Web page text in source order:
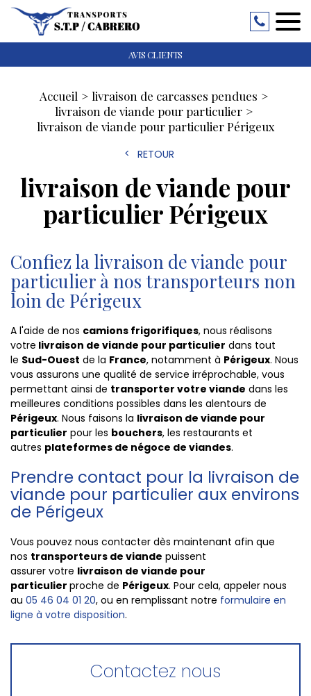
AVIS CLIENTS
Accueil
livraison de carcasses pendues
livraison de viande pour particulier
livraison de viande pour particulier Périgeux
RETOUR
livraison de viande pour
particulier Périgeux
Confiez la livraison de viande pour
particulier à nos transporteurs non
loin de Périgeux
A l'aide de nos camions frigorifiques, nous réalisons
votre livraison de viande pour particulier dans tout
le Sud-Ouest de la France, notamment à Périgeux. Nous
vous assurons une qualité de service irréprochable, vous
permettant ainsi de transporter votre viande dans les
meilleures conditions possibles dans les alentours de
Périgeux. Nous faisons la livraison de viande pour
particulier pour les bouchers, les restaurants et
autres plateformes de négoce de viandes.
Prendre contact pour la livraison de
viande pour particulier aux environs
de Périgeux
Vous pouvez nous contacter dès maintenant afin que
nos transporteurs de viande puissent
assurer votre livraison de viande pour
particulier proche de Périgeux. Pour cela, appeler nous
au 05 46 04 01 20, ou en remplissant notre formulaire en
ligne à votre disposition.
Contactez nous